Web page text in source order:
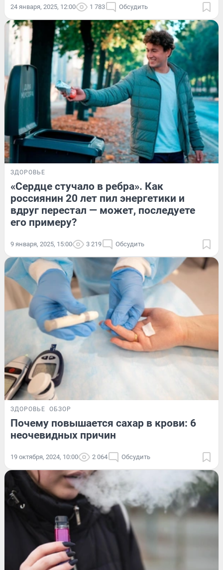
24 января, 2025, 12:00 1 783 Обсудить
ЗДОРОВЬЕ
«Сердце стучало в ребра». Как
россиянин 20 лет пил энергетики и
вдруг перестал — может, последуете
его примеру?
9 января, 2025, 15:00 3 219 Обсудить
ЗДОРОВЬЕ ОБЗОР
Почему повышается сахар в крови: 6
неочевидных причин
19 октября, 2024, 10:00 2 064 Обсудить